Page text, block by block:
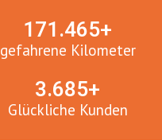
gefahrene Kilometer
171.465+
Glückliche Kunden
3.765+